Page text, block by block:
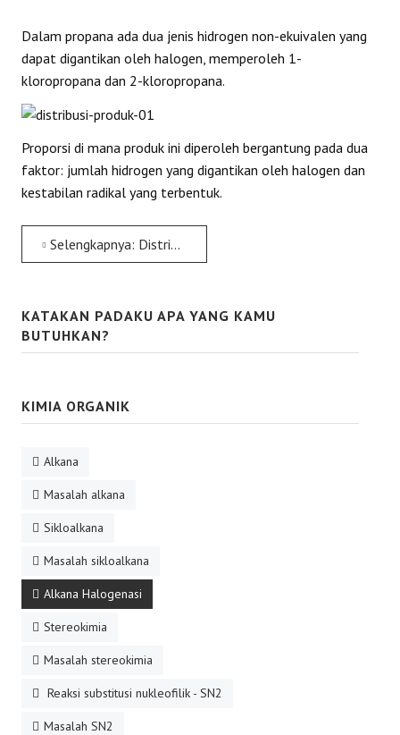
Dalam propana ada dua jenis hidrogen non-ekuivalen yang
dapat digantikan oleh halogen, memperoleh 1-
kloropropana dan 2-kloropropana.
Proporsi di mana produk ini diperoleh bergantung pada dua
faktor: jumlah hidrogen yang digantikan oleh halogen dan
kestabilan radikal yang terbentuk.
Selengkapnya: Distribusi produk dalam halogenasi
KATAKAN PADAKU APA YANG KAMU
BUTUHKAN?
KIMIA ORGANIK
Alkana
Masalah alkana
Sikloalkana
Masalah sikloalkana
Alkana Halogenasi
Stereokimia
Masalah stereokimia
Reaksi substitusi nukleofilik - SN2
Masalah SN2